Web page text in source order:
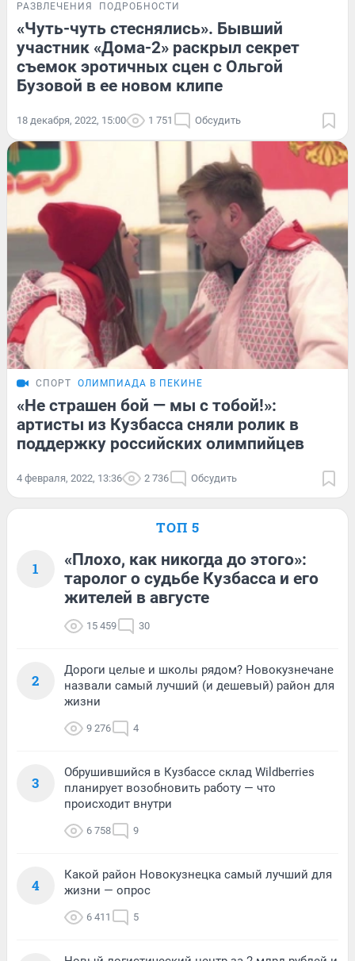
РАЗВЛЕЧЕНИЯ ПОДРОБНОСТИ
«Чуть-чуть стеснялись». Бывший
участник «Дома-2» раскрыл секрет
съемок эротичных сцен с Ольгой
Бузовой в ее новом клипе
18 декабря, 2022, 15:00 1 751 Обсудить
СПОРТ ОЛИМПИАДА В ПЕКИНЕ
«Не страшен бой — мы с тобой!»:
артисты из Кузбасса сняли ролик в
поддержку российских олимпийцев
4 февраля, 2022, 13:36 2 736 Обсудить
ТОП 5
1
«Плохо, как никогда до этого»:
таролог о судьбе Кузбасса и его
жителей в августе
15 459 30
2
Дороги целые и школы рядом? Новокузнечане
назвали самый лучший (и дешевый) район для
жизни
9 276 4
3
Обрушившийся в Кузбассе склад Wildberries
планирует возобновить работу — что
происходит внутри
6 758 9
4
Какой район Новокузнецка самый лучший для
жизни — опрос
6 411 5